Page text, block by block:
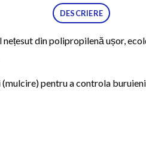
DESCRIERE
din polipropilenă ușor,
pentru a controla